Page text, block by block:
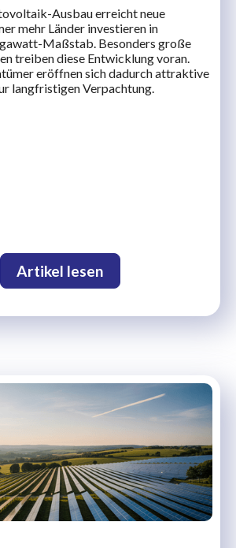
Ausbau erreicht neue
mehr Länder investieren in
Maßstab. Besonders große
treiben diese Entwicklung voran.
eröffnen sich dadurch attraktive
langfristigen Verpachtung.
Artikel lesen